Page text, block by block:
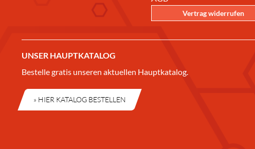
Vertrag widerrufen
UNSER HAUPTKATALOG
Bestelle gratis unseren aktuellen Hauptkatalog.
» HIER KATALOG BESTELLEN